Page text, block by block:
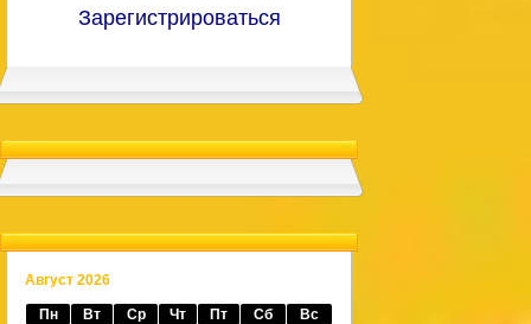
Зарегистрироваться
Август 2026
Пн Вт Ср Чт Пт Сб
Вс